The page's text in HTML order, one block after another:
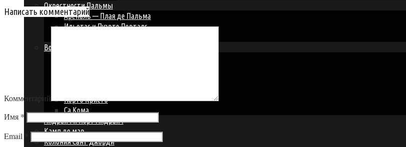
Окрестности Пальмы
Ареналь — Плая де Пальма
Ильетас и Пуэрто Порталс
Восточное побережье
Порто Кристо
Са Кома
Андрайч и Порт Андрайч
Камп де мар
Колония Сант Джорди
Написать комментарий
Комментарий
Имя *
Email